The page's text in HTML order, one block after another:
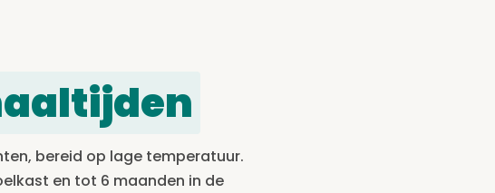
bereid op lage temperatuur.
en tot 6 maanden in de